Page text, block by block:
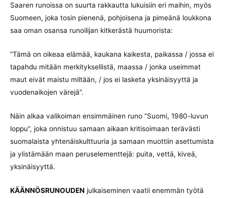
Saaren runoissa on suurta rakkautta lukuisiin eri maihin, myös
Suomeen, joka tosin pienenä, pohjoisena ja pimeänä loukkona
saa oman osansa runoilijan kitkerästä huumorista:
”Tämä on oikeaa elämää, kaukana kaikesta, paikassa / jossa ei
tapahdu mitään merkityksellistä, maassa / jonka useimmat
maut eivät maistu miltään, / jos ei lasketa yksinäisyyttä ja
vuodenaikojen värejä”.
Näin alkaa valikoiman ensimmäinen runo ”Suomi, 1980-luvun
loppu”, joka onnistuu samaan aikaan kritisoimaan terävästi
suomalaista yhtenäiskulttuuria ja samaan muottiin asettumista
ja ylistämään maan peruselementtejä: puita, vettä, kiveä,
yksinäisyyttä.
KÄÄNNÖSRUNOUDEN julkaiseminen vaatii enemmän työtä